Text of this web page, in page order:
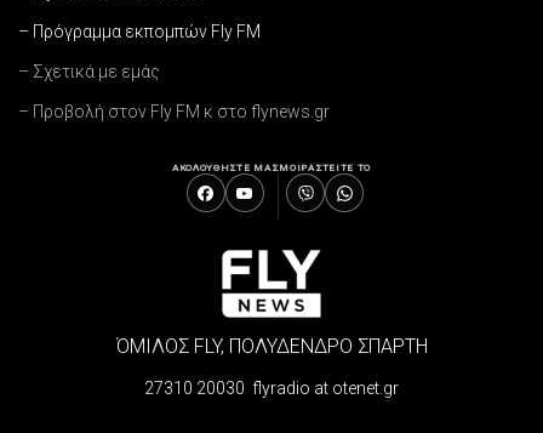
– Πρόγραμμα εκπομπών Fly FM
– Σχετικά με εμάς
– Προβολή στον Fly FM κ στο flynews.gr
ΑΚΟΛΟΥΘΗΣΤΕ ΜΑΣΜΟΙΡΑΣΤΕΙΤΕ ΤΟ
ΌΜΙΛΟΣ FLY, ΠΟΛΥΔΕΝΔΡΟ ΣΠΑΡΤΗ
27310 20030 flyradio at otenet.gr